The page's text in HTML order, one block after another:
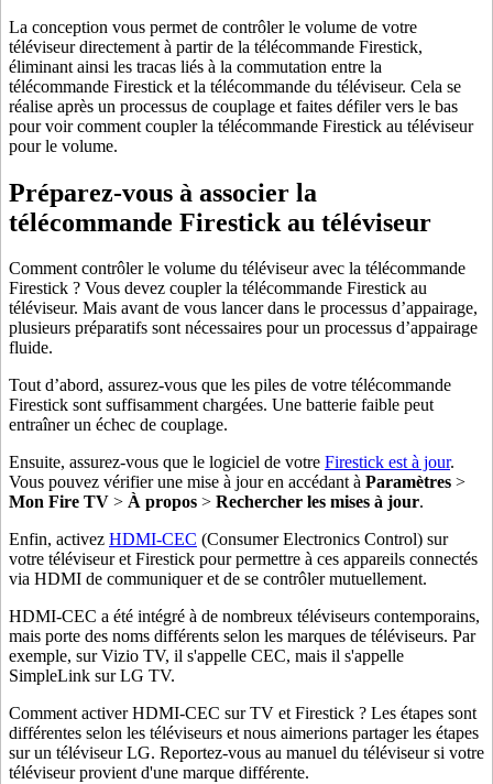
La conception vous permet de contrôler le volume de votre
téléviseur directement à partir de la télécommande Firestick,
éliminant ainsi les tracas liés à la commutation entre la
télécommande Firestick et la télécommande du téléviseur. Cela se
réalise après un processus de couplage et faites défiler vers le bas
pour voir comment coupler la télécommande Firestick au téléviseur
pour le volume.
Préparez-vous à associer la
télécommande Firestick au téléviseur
Comment contrôler le volume du téléviseur avec la télécommande
Firestick ? Vous devez coupler la télécommande Firestick au
téléviseur. Mais avant de vous lancer dans le processus d’appairage,
plusieurs préparatifs sont nécessaires pour un processus d’appairage
fluide.
Tout d’abord, assurez-vous que les piles de votre télécommande
Firestick sont suffisamment chargées. Une batterie faible peut
entraîner un échec de couplage.
Ensuite, assurez-vous que le logiciel de votre Firestick est à jour.
Vous pouvez vérifier une mise à jour en accédant à Paramètres >
Mon Fire TV > À propos > Rechercher les mises à jour.
Enfin, activez HDMI-CEC (Consumer Electronics Control) sur
votre téléviseur et Firestick pour permettre à ces appareils connectés
via HDMI de communiquer et de se contrôler mutuellement.
HDMI-CEC a été intégré à de nombreux téléviseurs contemporains,
mais porte des noms différents selon les marques de téléviseurs. Par
exemple, sur Vizio TV, il s'appelle CEC, mais il s'appelle
SimpleLink sur LG TV.
Comment activer HDMI-CEC sur TV et Firestick ? Les étapes sont
différentes selon les téléviseurs et nous aimerions partager les étapes
sur un téléviseur LG. Reportez-vous au manuel du téléviseur si votre
téléviseur provient d'une marque différente.